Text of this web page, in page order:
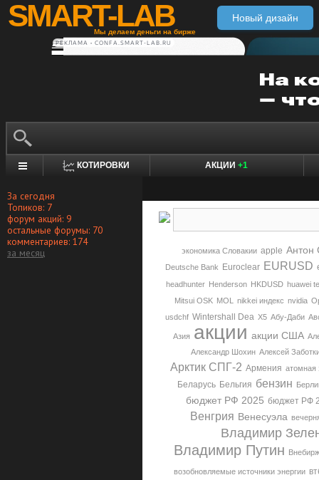
SMART-LAB
Мы делаем деньги на бирже
Новый дизайн
РЕКЛАМА • CONFA.SMART-LAB.RU
КОТИРОВКИ АКЦИИ +1
За сегодня
Топиков: 7
форум акций: 9
остальные форумы: 70
комментариев: 174
за месяц
экономика Словакии apple Aнтoн
Deutsche Bank Euroclear EURUSD
headhunter Henderson HKDUSD huawei
Mitsui OSK
MOL nikkei индекс nvidia
usdchf Wintershall Dea X5 Абу-Даби
Азия акции акции США
Александр Шохин Алексей
Арктик СПГ-2 Армения атомная
Беларусь Бельгия бензин
бюджет РФ 2025 бюджет РФ
Венгрия Венесуэла
Владимир
Владимир Путин
возобновляемые источники энергии